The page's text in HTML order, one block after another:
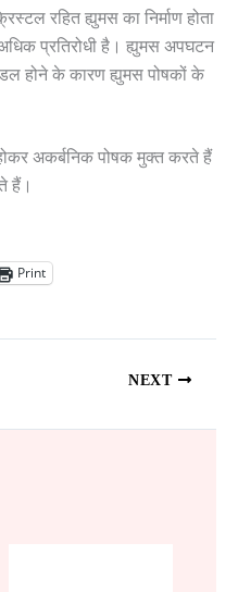
रहित ह्युमस का निर्माण होता
प्रतिरोधी है। ह्युमस अपघटन
होने के कारण ह्युमस पोषकों के
अकर्बनिक पोषक मुक्त करते हैं
हैं।
Print
NEXT